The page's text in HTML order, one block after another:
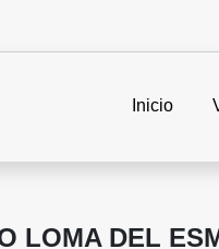
Inicio
LOMA DEL